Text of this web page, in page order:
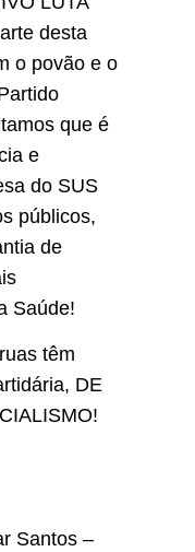
desta
o povão e o
que é
e
do SUS
públicos,
de
Saúde!
têm
DE
Santos –